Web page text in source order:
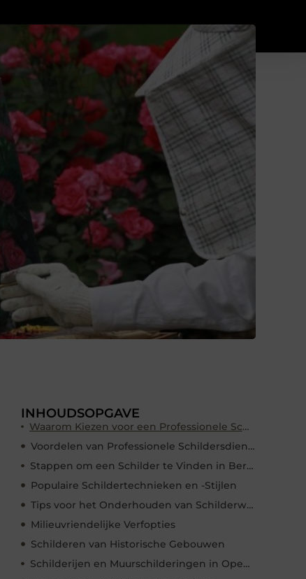
INHOUDSOPGAVE
Waarom Kiezen voor een Professionele Schilder in Berkel en Rodenrijs?
Voordelen van Professionele Schildersdiensten
Stappen om een Schilder te Vinden in Berkel en Rodenrijs
Populaire Schildertechnieken en -Stijlen
Tips voor het Onderhouden van Schilderwerk
Milieuvriendelijke Verfopties
Schilderen van Historische Gebouwen
Schilderijen en Muurschilderingen in Openbare Ruimtes